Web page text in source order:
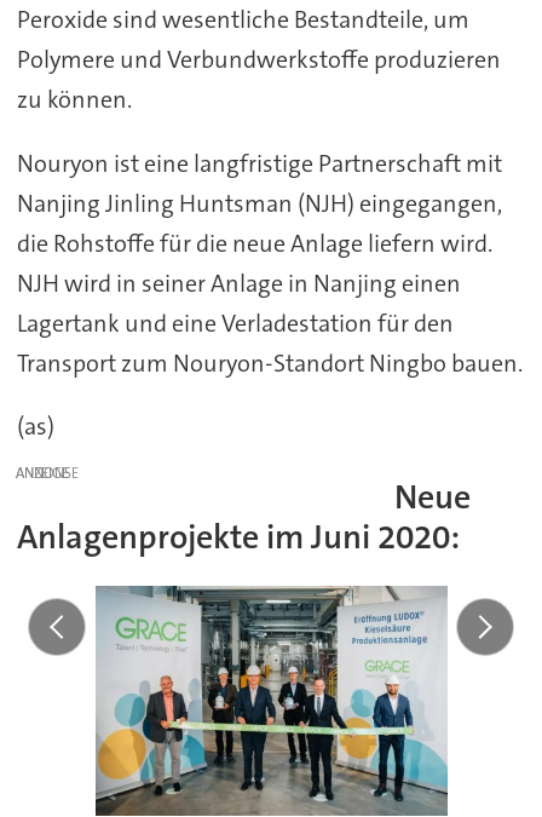
Peroxide sind wesentliche Bestandteile, um
Polymere und Verbundwerkstoffe produzieren
zu können.
Nouryon ist eine langfristige Partnerschaft mit
Nanjing Jinling Huntsman (NJH) eingegangen,
die Rohstoffe für die neue Anlage liefern wird.
NJH wird in seiner Anlage in Nanjing einen
Lagertank und eine Verladestation für den
Transport zum Nouryon-Standort Ningbo bauen.
(as)
ANZEIGE
Neue
Anlagenprojekte im Juni 2020: